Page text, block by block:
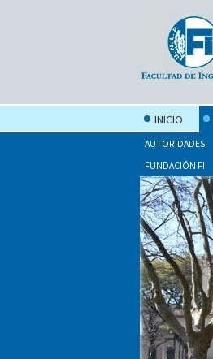
INICIO
AUTORIDADES
FUNDACIÓN FI